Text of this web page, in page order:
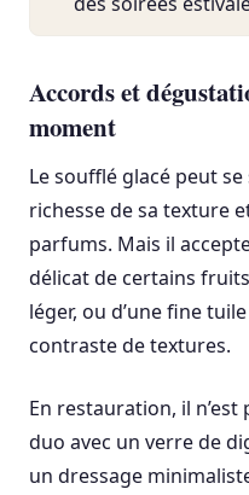
Accords et
moment
Le soufflé glacé peut
richesse de sa texture
parfums. Mais il
délicat de certains
léger, ou d’une fine
contraste de textures.
En restauration, il
duo avec un verre de
un dressage